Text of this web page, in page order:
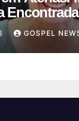
GOSPEL